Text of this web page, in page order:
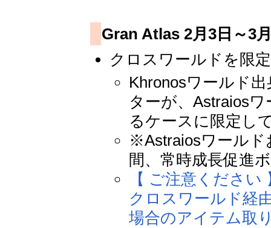
Gran Atlas 2月3日～3
クロスワールドを限
Khronosワールド
ターが、Astraios
るケースに限定し
※Astraiosワールド
間、常時成長促進
【 ご注意くださ
クロスワールド経
場合のアイテム取